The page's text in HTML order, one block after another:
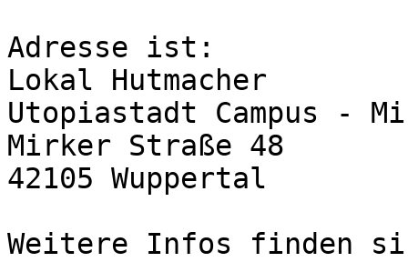
Adresse ist:
Lokal Hutmacher
Utopiastadt Campus -
Mirker Straße 48
42105 Wuppertal
Weitere Infos finden